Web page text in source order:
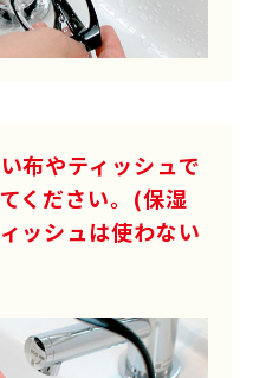
布やティッシュで
ください。(保湿
ッシュは使わない